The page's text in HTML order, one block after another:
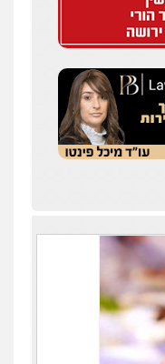
סמים
מעצרים וחקירות
וחקירות